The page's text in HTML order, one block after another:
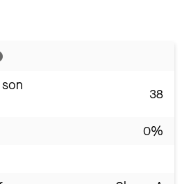
38
0%